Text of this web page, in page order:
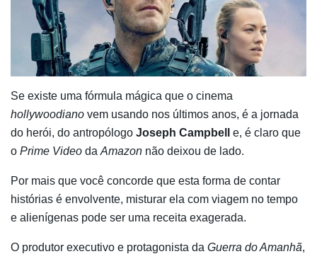
Se existe uma fórmula mágica que o cinema
hollywoodiano vem usando nos últimos anos, é a jornada
do herói, do antropólogo Joseph Campbell
e, é claro que
o Prime Video da Amazon não deixou de lado.
Por mais que você concorde que esta forma de contar
histórias é envolvente, misturar ela com viagem no tempo
e alienígenas pode ser uma receita exagerada.
O produtor executivo e protagonista da Guerra do Amanhã,